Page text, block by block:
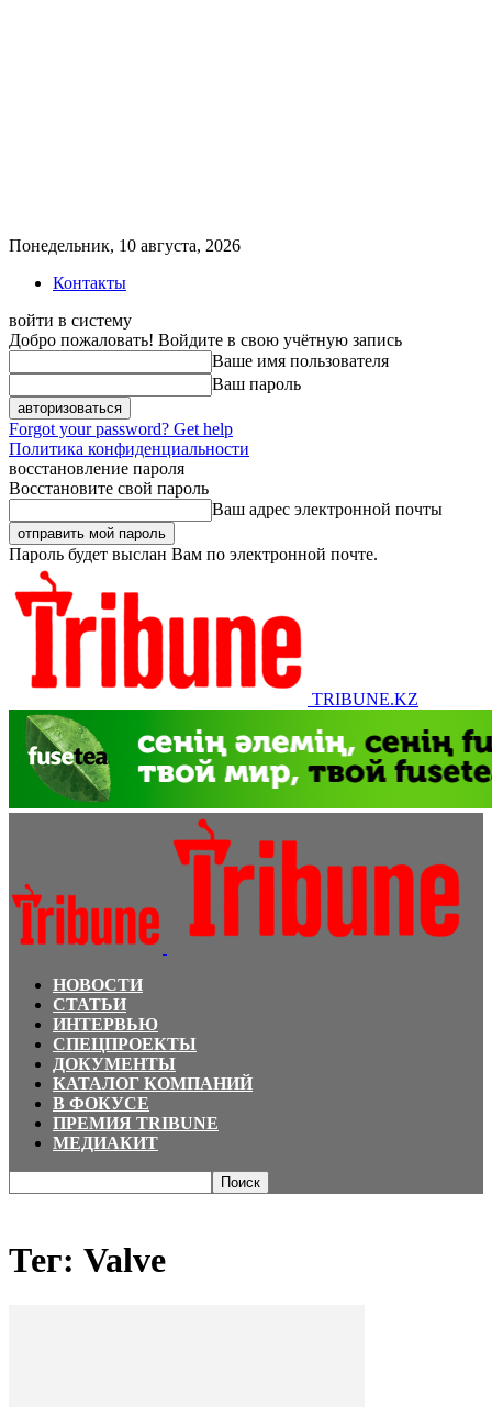
Понедельник, 10 августа, 2026
Контакты
войти в систему
Добро пожаловать! Войдите в свою учётную запись
Ваше имя пользователя
Ваш пароль
Forgot your password? Get help
Политика конфиденциальности
восстановление пароля
Восстановите свой пароль
Ваш адрес электронной почты
Пароль будет выслан Вам по электронной почте.
TRIBUNE.KZ
НОВОСТИ
СТАТЬИ
ИНТЕРВЬЮ
СПЕЦПРОЕКТЫ
ДОКУМЕНТЫ
КАТАЛОГ КОМПАНИЙ
В ФОКУСЕ
ПРЕМИЯ TRIBUNE
МЕДИАКИТ
Тег: Valve